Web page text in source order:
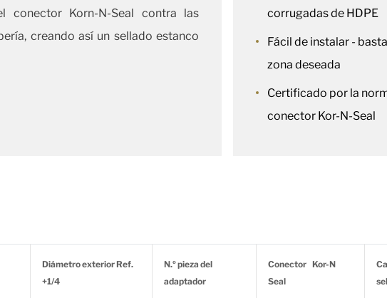
conector Korn-N-Seal contra las
creando así un sellado estanco
corrugadas de HDPE
Fácil de instalar -
zona deseada
Certificado por la
conector Kor-N-Seal
Diámetro exterior Ref.
+1/4
N.º pieza del
adaptador
Conector Kor-N
Seal